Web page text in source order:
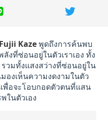
Fujii Kazeพูดถึงการค้นพบ
งที่ซ่อนอยู่ในตัวเราเอง ทั้ง
วมทั้งแสงสว่างที่ซ่อนอยู่ใน
งเห็นความงดงามในตัว
พื่อจะโอบกอดตัวตนที่แสน
ในตัวเอง